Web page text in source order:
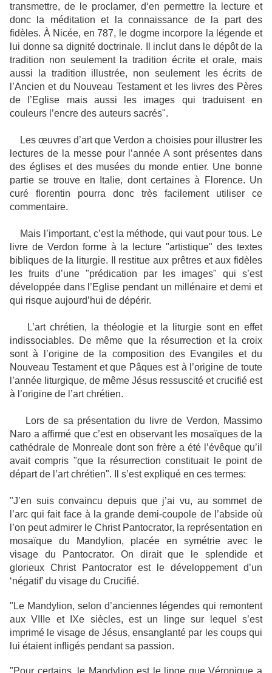
transmettre, de le proclamer, d‘en permettre la lecture et
donc la méditation et la connaissance de la part des
fidèles. À Nicée, en 787, le dogme incorpore la légende et
lui donne sa dignité doctrinale. Il inclut dans le dépôt de la
tradition non seulement la tradition écrite et orale, mais
aussi la tradition illustrée, non seulement les écrits de
l’Ancien et du Nouveau Testament et les livres des Pères
de l’Eglise mais aussi les images qui traduisent en
couleurs l’encre des auteurs sacrés".
Les œuvres d’art que Verdon a choisies pour illustrer les
lectures de la messe pour l’année A sont présentes dans
des églises et des musées du monde entier. Une bonne
partie se trouve en Italie, dont certaines à Florence. Un
curé florentin pourra donc très facilement utiliser ce
commentaire.
Mais l’important, c’est la méthode, qui vaut pour tous. Le
livre de Verdon forme à la lecture "artistique" des textes
bibliques de la liturgie. Il restitue aux prêtres et aux fidèles
les fruits d’une "prédication par les images" qui s’est
développée dans l’Eglise pendant un millénaire et demi et
qui risque aujourd’hui de dépérir.
L’art chrétien, la théologie et la liturgie sont en effet
indissociables. De même que la résurrection et la croix
sont à l’origine de la composition des Evangiles et du
Nouveau Testament et que Pâques est à l’origine de toute
l’année liturgique, de même Jésus ressuscité et crucifié est
à l’origine de l’art chrétien.
Lors de sa présentation du livre de Verdon, Massimo
Naro a affirmé que c’est en observant les mosaïques de la
cathédrale de Monreale dont son frère a été l’évêque qu’il
avait compris "que la résurrection constituait le point de
départ de l’art chrétien". Il s’est expliqué en ces termes:
"J’en suis convaincu depuis que j’ai vu, au sommet de
l’arc qui fait face à la grande demi-coupole de l’abside où
l’on peut admirer le Christ Pantocrator, la représentation en
mosaïque du Mandylion, placée en symétrie avec le
visage du Pantocrator. On dirait que le splendide et
glorieux Christ Pantocrator est le développement d’un
‘négatif’ du visage du Crucifié.
"Le Mandylion, selon d’anciennes légendes qui remontent
aux VIIIe et IXe siècles, est un linge sur lequel s’est
imprimé le visage de Jésus, ensanglanté par les coups qui
lui étaient infligés pendant sa passion.
"Pour certains, le Mandylion est le linge que Véronique a